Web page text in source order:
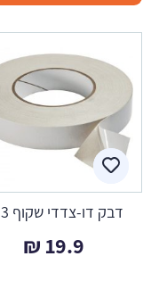
דבק דו-צדדי שקוף 3 מ'
19.9
₪